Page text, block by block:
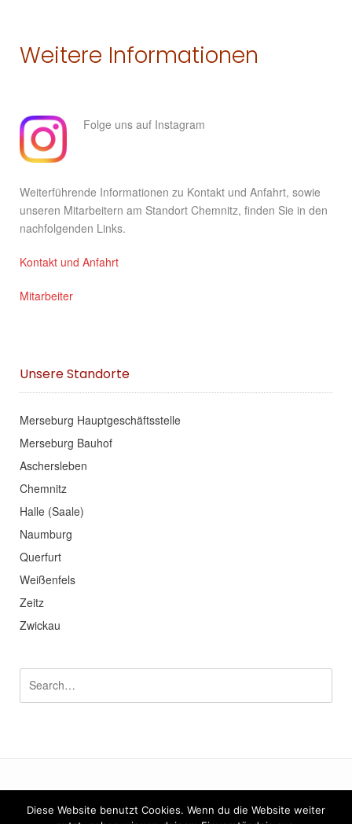
Weitere Informationen
Folge uns auf Instagram
Weiterführende Informationen zu Kontakt und Anfahrt, sowie
unseren Mitarbeitern am Standort Chemnitz, finden Sie in den
nachfolgenden Links.
Kontakt und Anfahrt
Mitarbeiter
Unsere Standorte
Merseburg Hauptgeschäftsstelle
Merseburg Bauhof
Aschersleben
Chemnitz
Halle (Saale)
Naumburg
Querfurt
Weißenfels
Zeitz
Zwickau
Diese Website benutzt Cookies. Wenn du die Website weiter